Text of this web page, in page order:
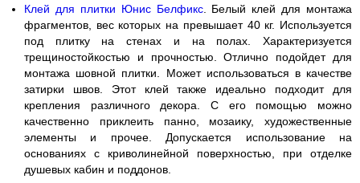
Клей для плитки Юнис Белфикс. Белый клей для монтажа
фрагментов, вес которых на превышает 40 кг. Используется
под плитку на стенах и на полах. Характеризуется
трещиностойкостью и прочностью. Отлично подойдет для
монтажа шовной плитки. Может использоваться в качестве
затирки швов. Этот клей также идеально подходит для
крепления различного декора. С его помощью можно
качественно приклеить панно, мозаику, художественные
элементы и прочее. Допускается использование на
основаниях с криволинейной поверхностью, при отделке
душевых кабин и поддонов.